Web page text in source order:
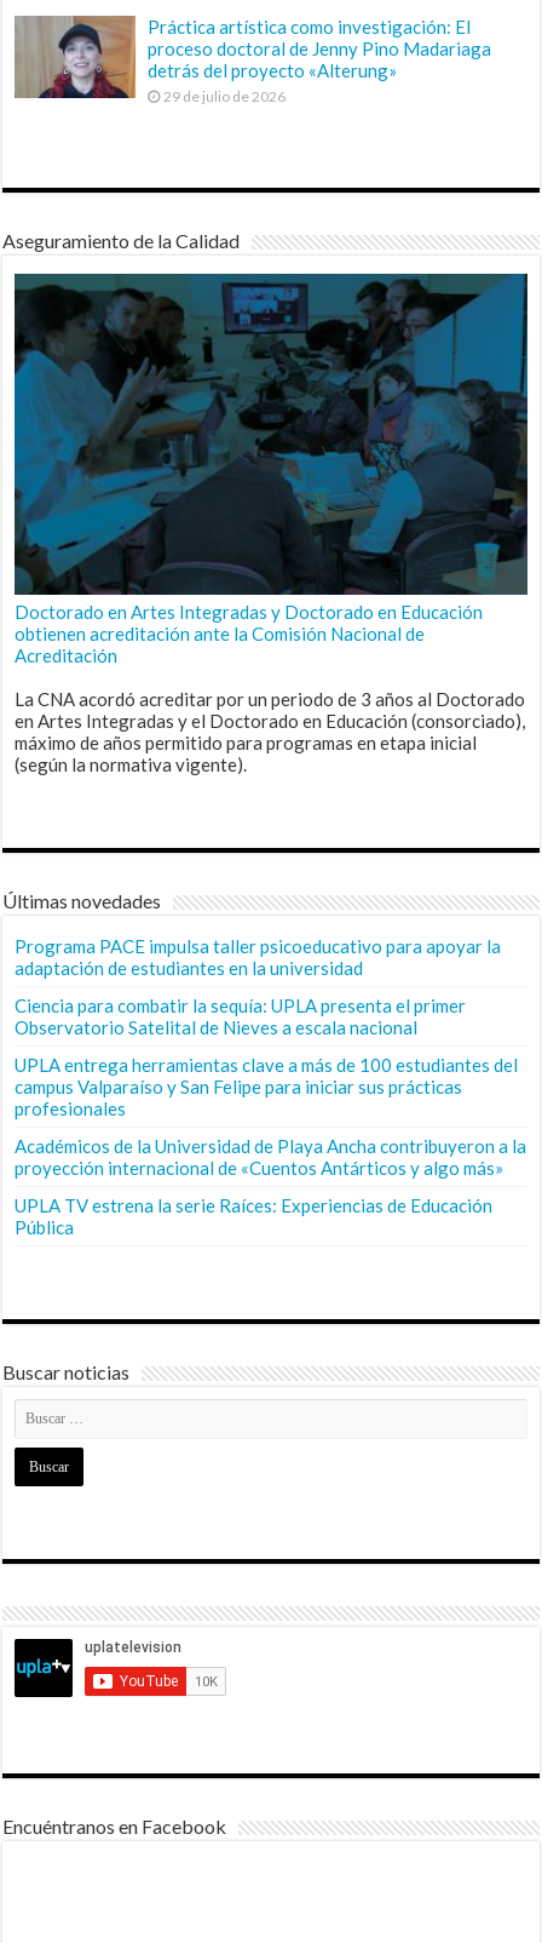
Práctica artística como investigación: El
proceso doctoral de Jenny Pino Madariaga
detrás del proyecto «Alterung»
29 de julio de 2026
Aseguramiento de la Calidad
Doctorado en Artes Integradas y Doctorado en Educación
obtienen acreditación ante la Comisión Nacional de
Acreditación
La CNA acordó acreditar por un periodo de 3 años al Doctorado
en Artes Integradas y el Doctorado en Educación (consorciado),
máximo de años permitido para programas en etapa inicial
(según la normativa vigente).
Últimas novedades
Programa PACE impulsa taller psicoeducativo para apoyar la
adaptación de estudiantes en la universidad
Ciencia para combatir la sequía: UPLA presenta el primer
Observatorio Satelital de Nieves a escala nacional
UPLA entrega herramientas clave a más de 100 estudiantes del
campus Valparaíso y San Felipe para iniciar sus prácticas
profesionales
Académicos de la Universidad de Playa Ancha contribuyeron a la
proyección internacional de «Cuentos Antárticos y algo más»
UPLA TV estrena la serie Raíces: Experiencias de Educación
Pública
Buscar noticias
Encuéntranos en Facebook